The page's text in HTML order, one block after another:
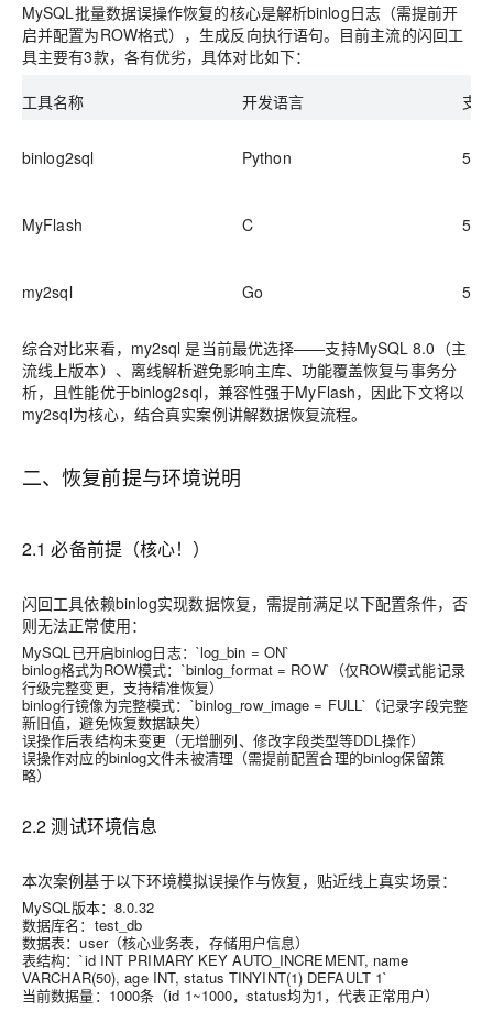
MySQL批量数据误操作恢复的核心是解析binlog日志（需提前开
启并配置为ROW格式），生成反向执行语句。目前主流的闪回工
具主要有3款，各有优劣，具体对比如下：
工具名称 开发语言 支
binlog2sql Python 5.7
MyFlash C 5.7
my2sql Go 5.7
综合对比来看， my2sql 是当前最优选择——支持MySQL 8.0（主
流线上版本）、离线解析避免影响主库、功能覆盖恢复与事务分
析，且性能优于binlog2sql，兼容性强于MyFlash，因此下文将以
my2sql为核心，结合真实案例讲解数据恢复流程。
二、恢复前提与环境说明
2.1 必备前提（核心！）
闪回工具依赖binlog实现数据恢复，需提前满足以下配置条件，否
则无法正常使用：
MySQL已开启binlog日志：`log_bin = ON`
binlog格式为ROW模式：`binlog_format = ROW`（仅ROW模式能记录
行级完整变更，支持精准恢复）
binlog行镜像为完整模式：`binlog_row_image = FULL`（记录字段完整
新旧值，避免恢复数据缺失）
误操作后表结构未变更（无增删列、修改字段类型等DDL操作）
误操作对应的binlog文件未被清理（需提前配置合理的binlog保留策
略）
2.2 测试环境信息
本次案例基于以下环境模拟误操作与恢复，贴近线上真实场景：
MySQL版本：8.0.32
数据库名：test_db
数据表：user（核心业务表，存储用户信息）
表结构：`id INT PRIMARY KEY AUTO_INCREMENT, name
VARCHAR(50), age INT, status TINYINT(1) DEFAULT 1`
当前数据量：1000条（id 1~1000，status均为1，代表正常用户）